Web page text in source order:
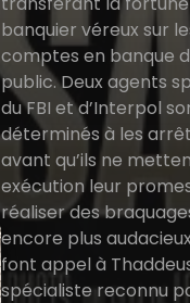
banquier véreux sur
comptes en banque
public. Deux agents
du FBI et d’Interpol
déterminés à les
avant qu’ils ne
exécution leur
réaliser des
encore plus
font appel à
spécialiste reconnu